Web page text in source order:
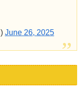
June 26, 2025